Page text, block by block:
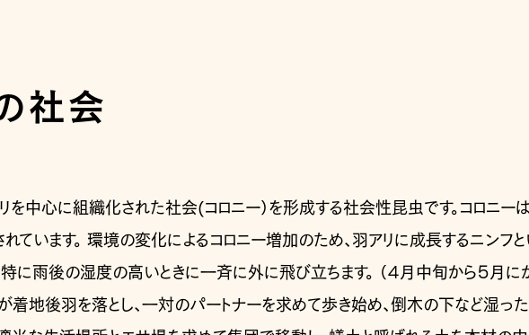
社会
リを中心に組織化された社会(コロニー）を形成する社会性昆虫です。コロニー
れています。 環境の変化によるコロニー増加のため、羽アリに成長するニンフ
特に雨後の湿度の高いときに一斉に外に飛び立ちます。 （４月中旬から５月に
着地後羽を落とし、一対のパートナーを求めて歩き始め、倒木の下など湿っ